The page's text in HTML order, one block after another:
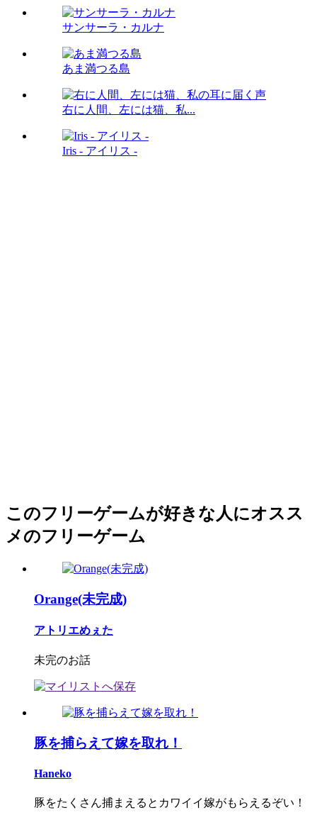
サンサーラ・カルナ
あま満つる島
右に人間、左には猫、私...
Iris - アイリス -
このフリーゲームが好きな人にオスス
メのフリーゲーム
Orange(未完成)
アトリエめぇた
未完のお話
豚を捕らえて嫁を取れ！
Haneko
豚をたくさん捕まえるとカワイイ嫁がもらえるぞい！